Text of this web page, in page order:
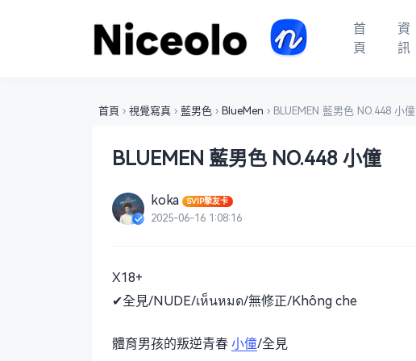
首
頁
資
訊
首頁 › 視覺寫真 › 藍男色 › BlueMen › BLUEMEN 藍男色 NO.448 小僮
BLUEMEN 藍男色 NO.448 小僮
koka SVIP摯友卡
2025-06-16 1:08:16
X18+
✔全見/NUDE/เห็นหมด/無修正/Không che
體育男孩的叛逆青春 小僮/全見